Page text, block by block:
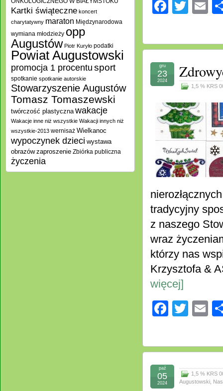
1,5 % KRS
gru
23
2024
tradycyjny
z naszego
wraz
którzy nas
Krzysztofa &
więcej]
1,5 % KRS
Augustowski
paź
05
2024
Kartki świąteczne koncert
charytatywny maraton Międzynarodowa
wymiana młodzieży opp
Augustów Piotr Kuryło podatki
Powiat Augustowski
promocja 1 procentusport
spotkanie spotkanie autorskie
Stowarzyszenie Augustów
Tomasz Tomaszewski
twórczość plastyczna wakacje
Wakacje inne niż wszystkie Wakacji innych niż
wszystkie-2013 wernisaż Wielkanoc
wypoczynek dzieci wystawa
obrazów zaproszenie Zbiórka publiczna
życzenia